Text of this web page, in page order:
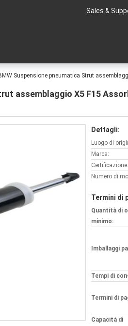
Sales &
Suspensione pneumatica Strut
assemblaggio X5 F15
Dettagli:
Luogo di
Marca:
Certificazione:
Numero di
Termini di
Quantità di
minimo:
Imballaggi
Tempi di
Termini di
Capacità di